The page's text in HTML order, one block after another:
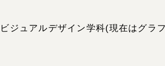
ジュアルデザイン学科(現在はグラ